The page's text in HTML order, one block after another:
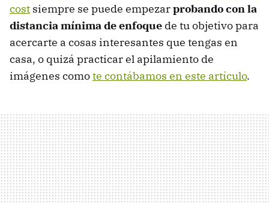
cost siempre se puede empezarprobando con la
distancia mínima de enfoque de tu objetivo para
acercarte a cosas interesantes que tengas en
casa, o quizá practicar el apilamiento de
imágenes comote contábamos en este artículo.